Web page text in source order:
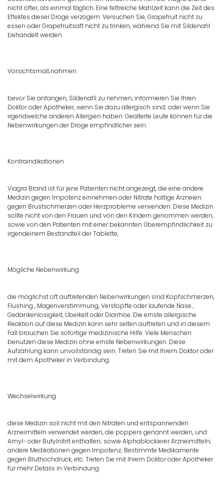
nicht öfter, als einmal täglich. Eine fettreiche Mahlzeit kann die Zeit des
Effektes dieser Droge verzögern. Versuchen Sie, Grapefruit nicht zu
essen oder Grapefruitsaft nicht zu trinken, während Sie mit Sildenafil
behandelt werden.
Vorsichtsmaßnahmen
bevor Sie anfangen, Sildenafil zu nehmen, informieren Sie Ihren
Doktor oder Apotheker, wenn Sie dazu allergisch sind; oder wenn Sie
irgendwelche anderen Allergien haben. Gealterte Leute können für die
Nebenwirkungen der Droge empfindlicher sein.
Kontraindikationen
Viagra Brand ist für jene Patienten nicht angezeigt, die eine andere
Medizin gegen Impotenz einnehmen oder Nitrate haltige Arzneien
gegen Brustschmerzen oder Herzprobleme verwenden. Diese Medizin
sollte nicht von den Frauen und von den Kindern genommen werden,
sowie von den Patienten mit einer bekannten Überempfindlichkeit zu
irgendeinem Bestandteil der Tablette,
Mögliche Nebenwirkung
die möglichst oft auftretenden Nebenwirkungen sind Kopfschmerzen,
Flushing , Magenverstimmung, Verstopfte oder laufende Nase ,
Gedankenlosigkeit, Übelkeit oder Diarrhöe. Die ernste allergische
Reaktion auf diese Medizin kann sehr selten auftreten und in diesem
Fall brauchen Sie sofortige medizinische Hilfe. Viele Menschen
benutzen diese Medizin ohne ernste Nebenwirkungen. Diese
Aufzählung kann unvollständig sein. Treten Sie mit Ihrem Doktor oder
mit dem Apotheker in Verbindung.
Wechselwirkung
diese Medizin soll nicht mit den Nitraten und entspannenden
Arzneimitteln verwendet werden, die poppers genannt werden, und
Amyl- oder Butylnitrit enthalten; sowie Alphablockierer Arzneimitteln;
andere Medikationen gegen Impotenz; Bestimmte Medikamente
gegen Bluthochdruck, etc. Treten Sie mit Ihrem Doktor oder Apotheker
für mehr Details in Verbindung.